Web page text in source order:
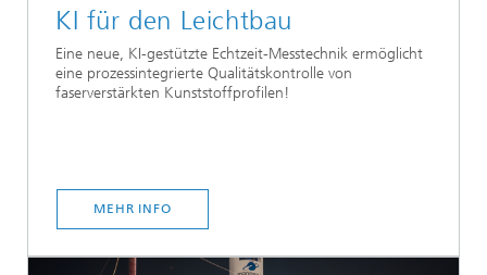
KI für den Leichtbau
Eine neue, KI-gestützte Echtzeit-Messtechnik ermöglicht
eine prozessintegrierte Qualitätskontrolle von
faserverstärkten Kunststoffprofilen!
MEHR INFO